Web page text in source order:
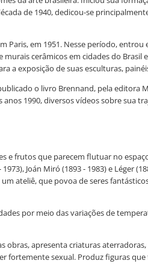
de 1940, dedicou-se
em 1951. Nesse período,
cerâmicos em cidades do Brasil
a exposição de suas esculturas,
o livro Brennand, pela editora
1990, diversos vídeos sobre sua
e frutos que parecem flutuar no
Joán Miró (1893 - 1983) e Léger
ateliê, que povoa de seres
por meio das variações de
apresenta criaturas
fortemente sexual. Produz figuras